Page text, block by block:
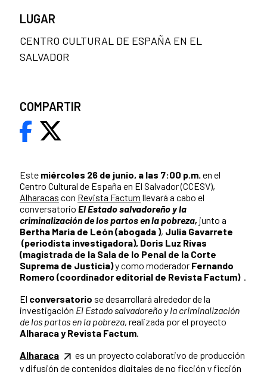
Este miércoles 26 de junio, a las 7:00 p.m. en el
Centro Cultural de España en El Salvador (CCESV),
Alharacas con Revista Factum llevará a cabo el
conversatorio El Estado salvadoreño y la
criminalización de los partos en la pobreza, junto a
Bertha María de León (abogada ), Julia Gavarrete
(periodista investigadora), Doris Luz Rivas
(magistrada de la Sala de lo Penal de la Corte
Suprema de Justicia)y como moderador Fernando
Romero (coordinador editorial de Revista Factum) .
El conversatorio se desarrollará alrededor de la
investigación El Estado salvadoreño y la criminalización
de los partos en la pobreza, realizada por el proyecto
Alharaca y Revista Factum.
Alharaca
es un proyecto colaborativo de producción
y difusión de contenidos digitales de no ficción y ficción
LUGAR
CENTRO CULTURAL DE ESPAÑA EN EL
SALVADOR
COMPARTIR